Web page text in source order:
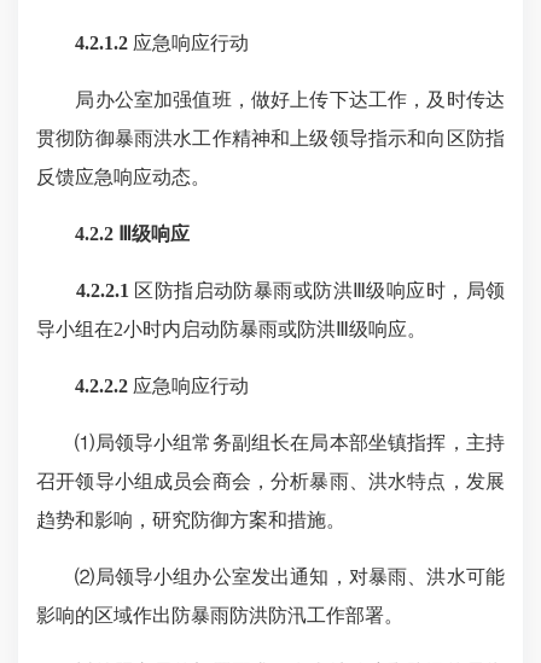
4.2.1.2 应急响应行动
局办公室加强值班，做好上传下达工作，及时传达
贯彻防御暴雨洪水工作精神和上级领导指示和向区防指
反馈应急响应动态。
4.2.2 Ⅲ级响应
4.2.2.1 区防指启动防暴雨或防洪Ⅲ级响应时，局领
导小组在2小时内启动防暴雨或防洪Ⅲ级响应。
4.2.2.2 应急响应行动
⑴局领导小组常务副组长在局本部坐镇指挥，主持
召开领导小组成员会商会，分析暴雨、洪水特点，发展
趋势和影响，研究防御方案和措施。
⑵局领导小组办公室发出通知，对暴雨、洪水可能
影响的区域作出防暴雨防洪防汛工作部署。